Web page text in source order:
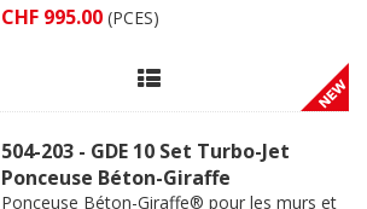
CHF 995.00 (PCES)
504-203 - GDE 10 Set Turbo-Jet
Ponceuse Béton-Giraffe
Ponceuse Béton-Giraffe® pour les murs et